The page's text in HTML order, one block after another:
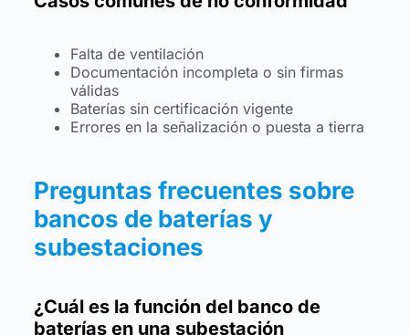
Falta de ventilación
Documentación incompleta o sin firmas
válidas
Baterías sin certificación vigente
Errores en la señalización o puesta a tierra
Preguntas frecuentes sobre
bancos de baterías y
subestaciones
¿Cuál es la función del banco de
baterías en una subestación